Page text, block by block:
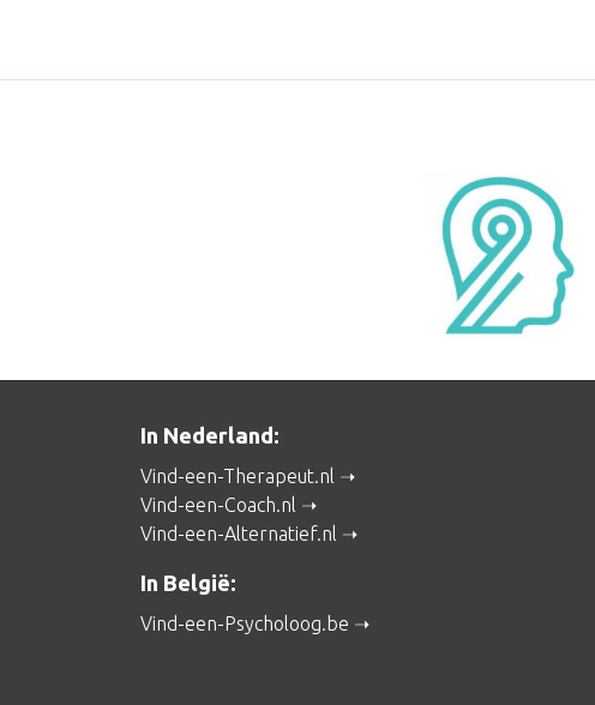
In Nederland:
Vind-een-Therapeut.nl
Vind-een-Coach.nl
Vind-een-Alternatief.nl
In België:
Vind-een-Psycholoog.be